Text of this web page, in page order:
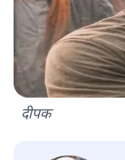
दीपक